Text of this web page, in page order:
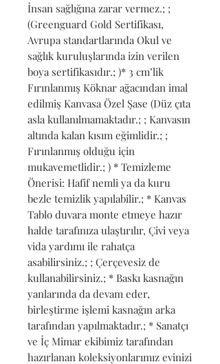
İnsan sağlığına zarar vermez.; ;
(Greenguard Gold Sertifikası,
Avrupa standartlarında Okul ve
sağlık kuruluşlarında izin verilen
boya sertifikasıdır.; )* 3 cm’lik
Fırınlanmış Köknar ağacından imal
edilmiş Kanvasa Özel Şase (Düz çıta
asla kullanılmamaktadır.; ; Kanvasın
altında kalan kısım eğimlidir.; ;
Fırınlanmış olduğu için
mukavemetlidir.; ) * Temizleme
Önerisi: Hafif nemli ya da kuru
bezle temizlik yapılabilir.; * Kanvas
Tablo duvara monte etmeye hazır
halde tarafınıza ulaştırılır, Çivi veya
vida yardımı ile rahatça
asabilirsiniz.; ; Çerçevesiz de
kullanabilirsiniz.; * Baskı kasnağın
yanlarında da devam eder,
birleştirme işlemi kasnağın arka
tarafından yapılmaktadır.; * Sanatçı
ve İç Mimar ekibimiz tarafından
hazırlanan koleksiyonlarımız evinizi